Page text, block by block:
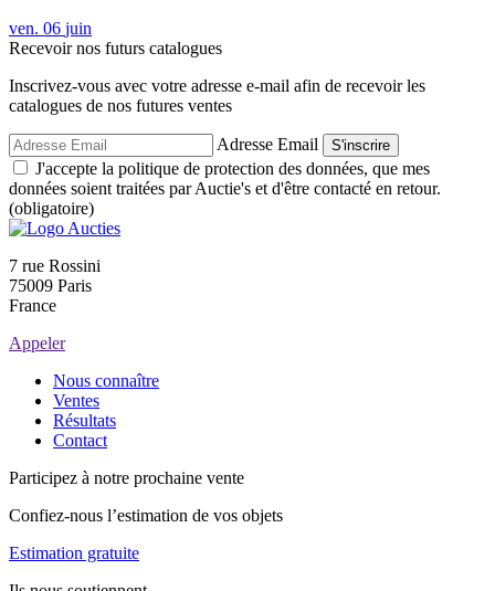
ven. 06 juin
Recevoir nos futurs catalogues
Inscrivez-vous avec votre adresse e-mail afin de recevoir les
catalogues de nos futures ventes
Adresse Email S'inscrire
J'accepte la politique de protection des données, que mes
données soient traitées par Auctie's et d'être contacté en retour.
(obligatoire)
7 rue Rossini
75009 Paris
France
Appeler
Nous connaître
Ventes
Résultats
Contact
Participez à notre prochaine vente
Confiez-nous l’estimation de vos objets
Estimation gratuite